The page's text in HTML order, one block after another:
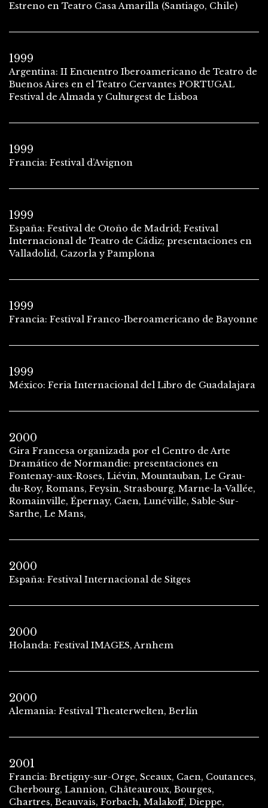
Estreno en Teatro Casa Amarilla (Santiago, Chile)
1999
Argentina: II Encuentro Iberoamericano de Teatro de
Buenos Aires en el Teatro Cervantes PORTUGAL
Festival de Almada y Culturgest de Lisboa
1999
Francia: Festival d’Avignon
1999
España: Festival de Otoño de Madrid; Festival
Internacional de Teatro de Cádiz; presentaciones en
Valladolid, Cazorla y Pamplona
1999
Francia: Festival Franco-Iberoamericano de Bayonne
1999
México: Feria Internacional del Libro de Guadalajara
2000
Gira Francesa organizada por el Centro de Arte
Dramático de Normandie: presentaciones en
Fontenay-aux-Roses, Liévin, Mountauban, Le Grau-
du-Roy, Romans, Feysin, Strasbourg, Marne-la-Vallée,
Romainville, Épernay, Caen, Lunéville, Sable-Sur-
Sarthe, Le Mans,
2000
España: Festival Internacional de Sitges
2000
Holanda: Festival IMAGES, Arnhem
2000
Alemania: Festival Theaterwelten, Berlín
2001
Francia: Bretigny-sur-Orge, Sceaux, Caen, Coutances,
Cherbourg, Lannion, Châteauroux, Bourges,
Chartres, Beauvais, Forbach, Malakoff, Dieppe,